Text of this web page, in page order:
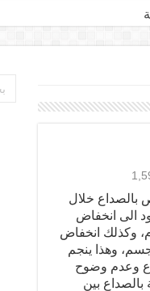
بالصداع خلال
الى انخفاض
وكذلك انخفاض
وهذا ينجم
وعدم وضوح
بالصداع بين